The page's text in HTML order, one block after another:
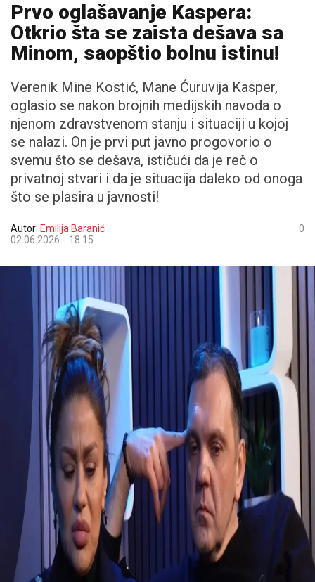
Prvo oglašavanje Kaspera:
Otkrio šta se zaista dešava sa
Minom, saopštio bolnu istinu!
Verenik Mine Kostić, Mane Ćuruvija Kasper,
oglasio se nakon brojnih medijskih navoda o
njenom zdravstvenom stanju i situaciji u kojoj
se nalazi. On je prvi put javno progovorio o
svemu što se dešava, ističući da je reč o
privatnoj stvari i da je situacija daleko od onoga
što se plasira u javnosti!
Autor: Emilija Baranić
02.06.2026.
18:15
0